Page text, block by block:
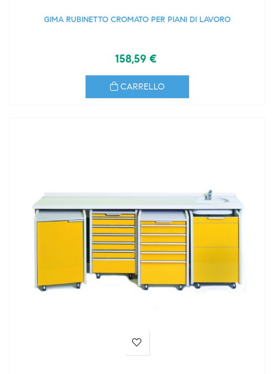
GIMA RUBINETTO CROMATO PER PIANI DI LAVORO
158,59 €
CARRELLO